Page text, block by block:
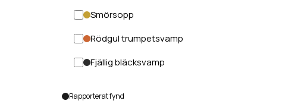
Smörsopp
Rödgul trumpetsvamp
Fjällig bläcksvamp
Rapporterat fynd